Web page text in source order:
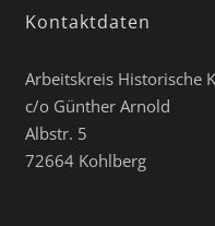
Kontaktdaten
Arbeitskreis Historische
c/o Günther Arnold
Albstr. 5
72664 Kohlberg